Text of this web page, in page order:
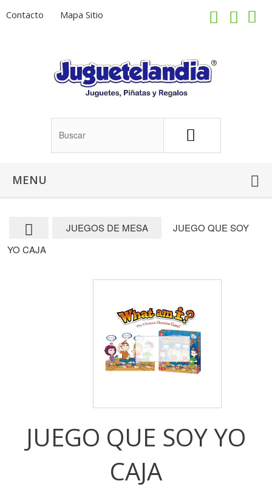
Contacto Mapa Sitio
MENU
JUEGOS DE MESA
JUEGO QUE SOY
YO CAJA
JUEGO QUE SOY YO
CAJA